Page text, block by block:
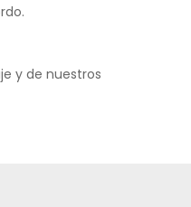
y de nuestros